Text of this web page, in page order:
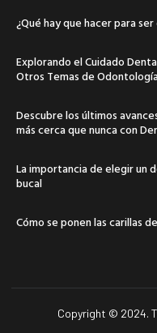
¿Qué hay que hacer para
Explorando el Cuidado
Otros Temas de
Descubre los últimos
más cerca que nunca con
La importancia de elegir un
bucal
Cómo se ponen las carillas
Copyright © 2024.